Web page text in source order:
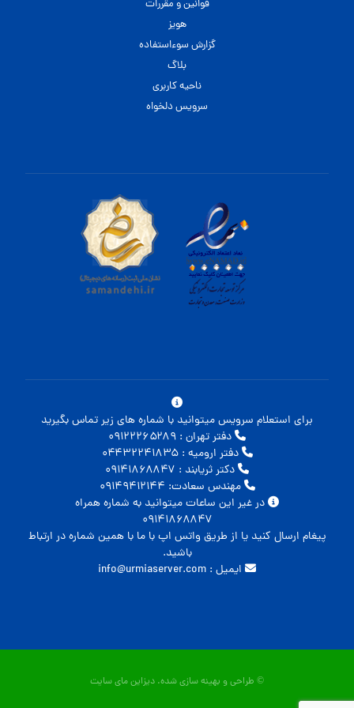
قوانین و مقررات
هویز
گزارش سوءاستفاده
بلاگ
ناحیه کاربری
سرویس دلخواه
برای استعلام سرویس میتوانید با شماره های زیر تماس بگیرید
دفتر تهران : ۰۹۱۲۲۲۶۵۲۸۹
دفتر ارومیه : ۰۴۴۳۲۲۴۱۸۳۵
دکتر ثریابند : ۰۹۱۴۱۸۶۸۸۴۷
مهندس سعادت: ۰۹۱۴۹۴۱۲۱۴۴
در غیر این ساعات میتوانید به شماره همراه
۰۹۱۴۱۸۶۸۸۴۷
پیغام ارسال کنید یا از طریق واتس اپ با ما با همین شماره در ارتباط
باشید.
ایمیل : info@urmiaserver.com
© طراحی و بهینه سازی شده. دیزاین مای سایت